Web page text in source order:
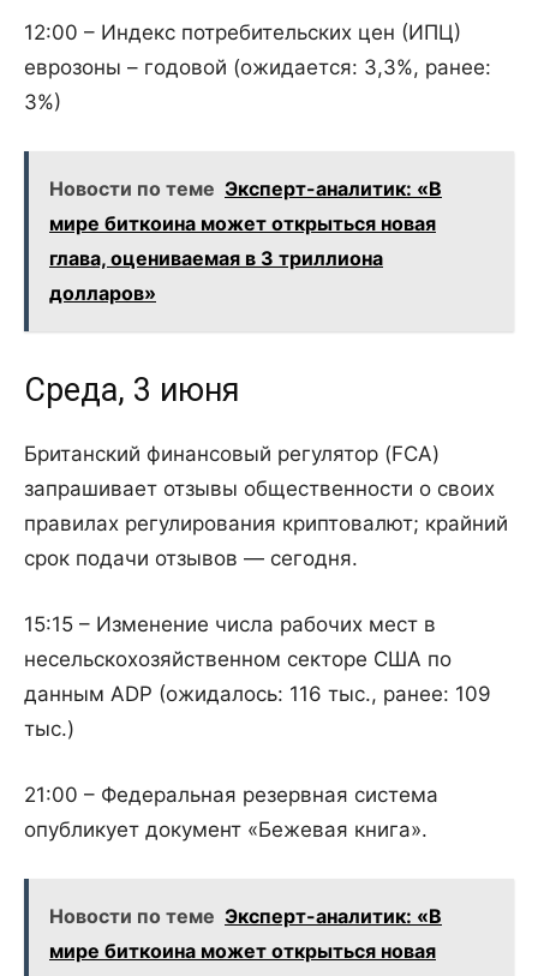
12:00 – Индекс потребительских цен (ИПЦ)
еврозоны – годовой (ожидается: 3,3%, ранее:
3%)
Новости по теме Эксперт-аналитик: «В
мире биткоина может открыться новая
глава, оцениваемая в 3 триллиона
долларов»
Среда, 3 июня
Британский финансовый регулятор (FCA)
запрашивает отзывы общественности о своих
правилах регулирования криптовалют; крайний
срок подачи отзывов — сегодня.
15:15 – Изменение числа рабочих мест в
несельскохозяйственном секторе США по
данным ADP (ожидалось: 116 тыс., ранее: 109
тыс.)
21:00 – Федеральная резервная система
опубликует документ «Бежевая книга».
Новости по теме Эксперт-аналитик: «В
мире биткоина может открыться новая